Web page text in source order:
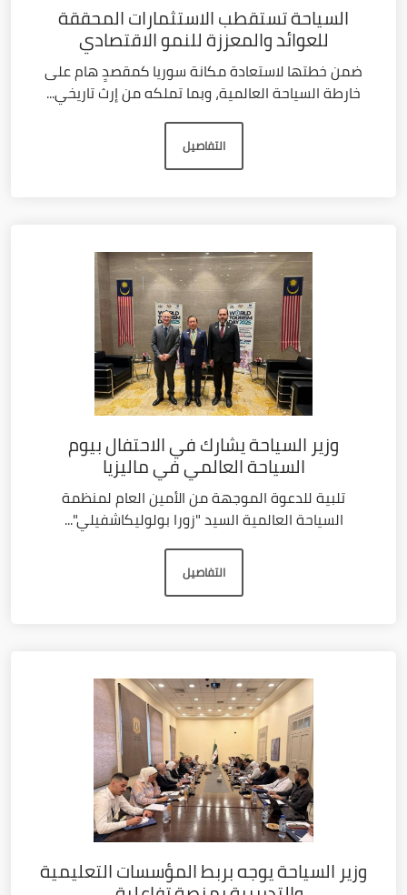
السياحة تستقطب الاستثمارات المحققة
للعوائد والمعززة للنمو الاقتصادي
ضمن خطتها لاستعادة مكانة سوريا كمقصدٍ هام على
خارطة السياحة العالمية، وبما تملكه من إرث تاريخي...
التفاصيل
وزير السياحة يشارك في الاحتفال بيوم
السياحة العالمي في ماليزيا
تلبية للدعوة الموجهة من الأمين العام لمنظمة
السياحة العالمية السيد "زورا بولوليكاشفيلي"...
التفاصيل
وزير السياحة يوجه بربط المؤسسات التعليمية